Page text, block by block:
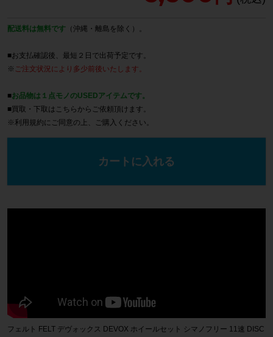
配送料は無料です （沖縄・離島を除く）。
■お支払確認後、最短２日で出荷予定です。
※ ご注文状況により多少前後いたします。
■お品物は１点モノのUSEDアイテムです。
■買取・下取は こちら からご依頼頂けます。
※ 利用規約にご同意の上、ご購入ください。
カートに入れる
フェルト FELT デヴォックス DEVOX ホイールセット シマノフリー 11速 DISC